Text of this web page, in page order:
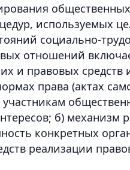
используемых
социально-
отношений
и правовых средств
права (актах
б) механизм
конкретных
реализации